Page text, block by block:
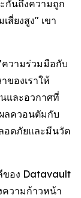
กันถึงความถูก
สี่ยงสูง" เขา
ความร่วมมือกับ
ของเราให้
และอวกาศที่
ลควอนตัมกับ
อดภัยและมีนวัต
ของ Datavault
ความก้าวหน้า